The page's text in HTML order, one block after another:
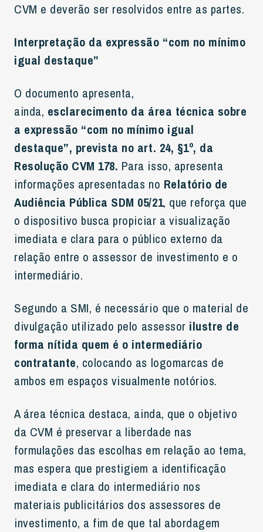
CVM e deverão ser resolvidos entre as partes.
Interpretação da expressão “com no mínimo
igual destaque”
O documento apresenta,
ainda, esclarecimento da área técnica sobre
a expressão “com no mínimo igual
destaque”, prevista no art. 24, §1º, da
Resolução CVM 178. Para isso, apresenta
informações apresentadas no Relatório de
Audiência Pública SDM 05/21, que reforça que
o dispositivo busca propiciar a visualização
imediata e clara para o público externo da
relação entre o assessor de investimento e o
intermediário.
Segundo a SMI, é necessário que o material de
divulgação utilizado pelo assessor ilustre de
forma nítida quem é o intermediário
contratante, colocando as logomarcas de
ambos em espaços visualmente notórios.
A área técnica destaca, ainda, que o objetivo
da CVM é preservar a liberdade nas
formulações das escolhas em relação ao tema,
mas espera que prestigiem a identificação
imediata e clara do intermediário nos
materiais publicitários dos assessores de
investimento, a fim de que tal abordagem